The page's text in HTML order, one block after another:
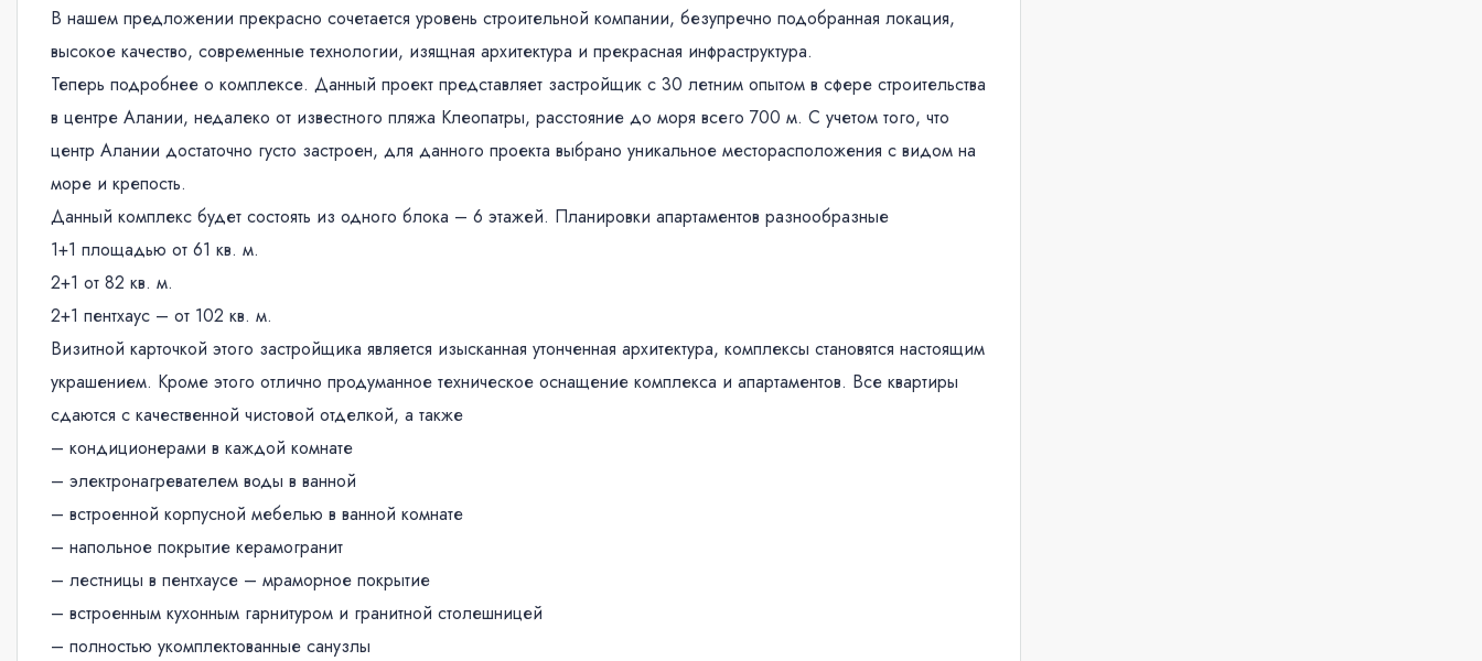
В нашем предложении прекрасно сочетается уровень строительной компании, безупречно подобранная локация,
высокое качество, современные технологии, изящная архитектура и прекрасная инфраструктура.
Теперь подробнее о комплексе. Данный проект представляет застройщик с 30 летним опытом в сфере строительства
в центре Алании, недалеко от известного пляжа Клеопатры, расстояние до моря всего 700 м. С учетом того, что
центр Алании достаточно густо застроен, для данного проекта выбрано уникальное месторасположения с видом на
море и крепость.
Данный комплекс будет состоять из одного блока – 6 этажей. Планировки апартаментов разнообразные
1+1 площадью от 61 кв. м.
2+1 от 82 кв. м.
2+1 пентхаус – от 102 кв. м.
Визитной карточкой этого застройщика является изысканная утонченная архитектура, комплексы становятся настоящим
украшением. Кроме этого отлично продуманное техническое оснащение комплекса и апартаментов. Все квартиры
сдаются с качественной чистовой отделкой, а также
– кондиционерами в каждой комнате
– электронагревателем воды в ванной
– встроенной корпусной мебелью в ванной комнате
– напольное покрытие керамогранит
– лестницы в пентхаусе – мраморное покрытие
– встроенным кухонным гарнитуром и гранитной столешницей
– полностью укомплектованные санузлы